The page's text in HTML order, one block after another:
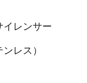
イレンサー
レス）